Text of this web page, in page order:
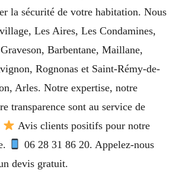
la sécurité de votre habitation. Nous
Les Aires, Les Condamines,
Barbentane, Maillane,
Rognonas et Saint-Rémy-de-
Arles. Notre expertise, notre
transparence sont au service de
Avis clients positifs pour notre
06 28 31 86 20. Appelez-nous
devis gratuit.